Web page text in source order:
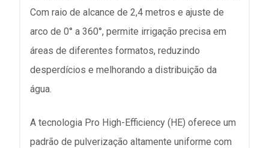
Com raio de alcance de 2,4 metros e ajuste de
arco de 0° a 360°, permite irrigação precisa em
áreas de diferentes formatos, reduzindo
desperdícios e melhorando a distribuição da
água.
A tecnologia Pro High-Efficiency (HE) oferece um
padrão de pulverização altamente uniforme com